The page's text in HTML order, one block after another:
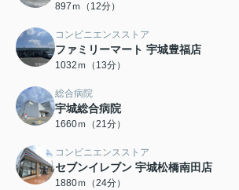
897ｍ（12分）
コンビニエンスストア
ファミリーマート 宇城豊福店
1032ｍ（13分）
総合病院
宇城総合病院
1660ｍ（21分）
コンビニエンスストア
セブンイレブン 宇城松橋南田店
1880ｍ（24分）